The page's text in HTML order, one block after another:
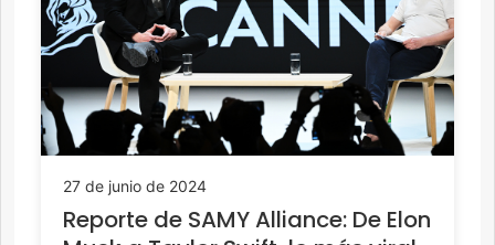
27 de junio de 2024
Reporte de SAMY Alliance: De Elon